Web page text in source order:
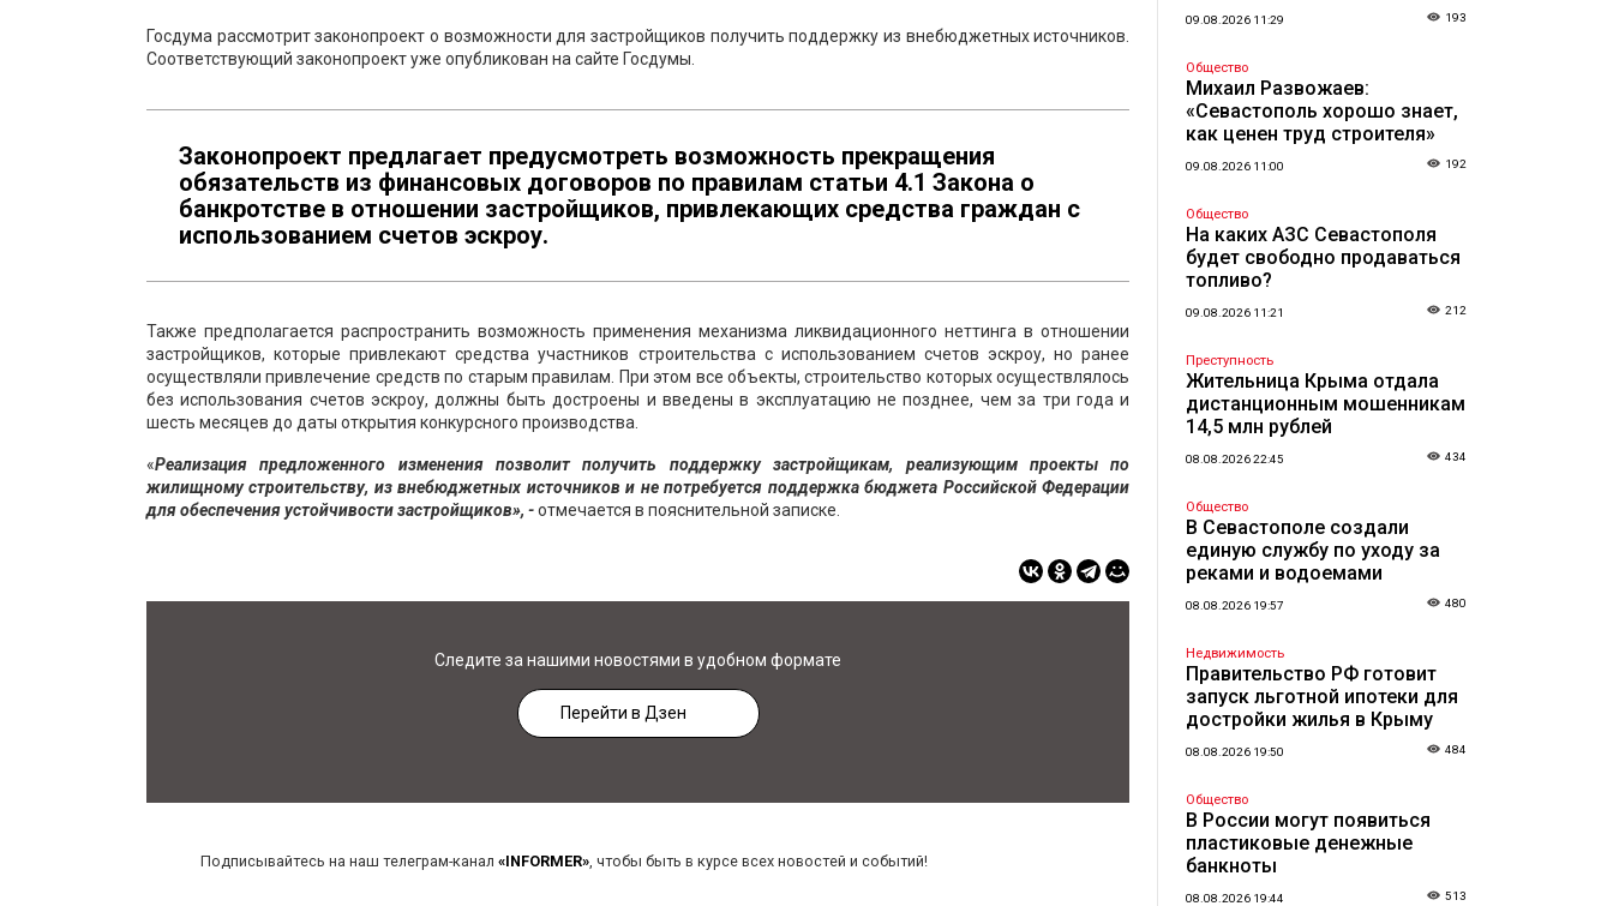
Госдума рассмотрит законопроект о возможности для застройщиков получить поддержку из внебюджетных источников.
Соответствующий законопроект уже опубликован на сайте Госдумы.
Законопроект предлагает предусмотреть возможность прекращения
обязательств из финансовых договоров по правилам статьи 4.1 Закона о
банкротстве в отношении застройщиков, привлекающих средства граждан с
использованием счетов эскроу.
Также предполагается распространить возможность применения механизма ликвидационного неттинга в отношении
застройщиков, которые привлекают средства участников строительства с использованием счетов эскроу, но ранее
осуществляли привлечение средств по старым правилам. При этом все объекты, строительство которых осуществлялось
без использования счетов эскроу, должны быть достроены и введены в эксплуатацию не позднее, чем за три года и
шесть месяцев до даты открытия конкурсного производства.
«Реализация предложенного изменения позволит получить поддержку застройщикам, реализующим проекты по
жилищному строительству, из внебюджетных источников и не потребуется поддержка бюджета Российской Федерации
для обеспечения устойчивости застройщиков», -отмечается в пояснительной записке.
Следите за нашими новостями в удобном формате
Перейти в Дзен
Подписывайтесь на наш телеграм-канал «INFORMER», чтобы быть в курсе всех новостей и событий!
09.08.2026 11:29 193
Общество
Михаил Развожаев:
«Севастополь хорошо знает,
как ценен труд строителя»
09.08.2026 11:00 192
Общество
На каких АЗС Севастополя
будет свободно продаваться
топливо?
09.08.2026 11:21 212
Преступность
Жительница Крыма отдала
дистанционным мошенникам
14,5 млн рублей
08.08.2026 22:45 434
Общество
В Севастополе создали
единую службу по уходу за
реками и водоемами
08.08.2026 19:57 480
Недвижимость
Правительство РФ готовит
запуск льготной ипотеки для
достройки жилья в Крыму
08.08.2026 19:50 484
Общество
В России могут появиться
пластиковые денежные
банкноты
08.08.2026 19:44 513